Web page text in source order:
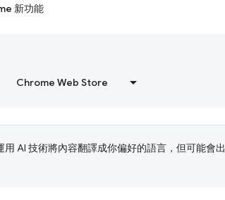
新功能
Chrome Web Store
用 AI 技術將內容翻譯成你偏好的語言，但可能會出